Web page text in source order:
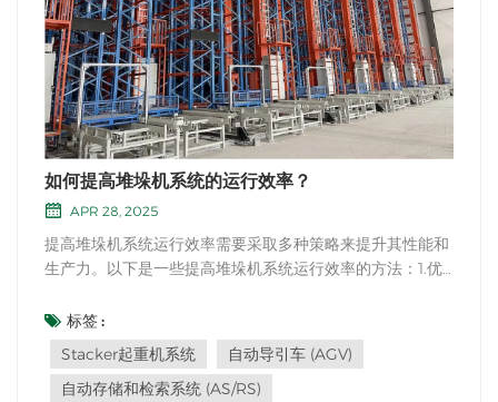
如何提高堆垛机系统的运行效率？
APR 28, 2025
提高堆垛机系统运行效率需要采取多种策略来提升其性能和
生产力。以下是一些提高堆垛机系统运行效率的方法：1.优
机的拣选路线。2、软件优化：利用先进的仓库管理软件优
化堆垛机系统的库存管理、订单拣选和路线规划。3. 自动化
数据集成：实施仓库管理系统和堆垛机系统之...
标签 :
Stacker起重机系统
自动导引车 (AGV)
自动存储和检索系统 (AS/RS)